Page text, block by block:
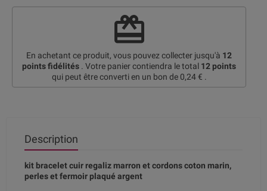
redeem
En achetant ce produit, vous pouvez collecter jusqu'à 12
points fidélités . Votre panier contiendra le total 12 points
qui peut être converti en un bon de 0,24 € .
Description
kit bracelet cuir regaliz marron et cordons coton marin,
perles et fermoir plaqué argent